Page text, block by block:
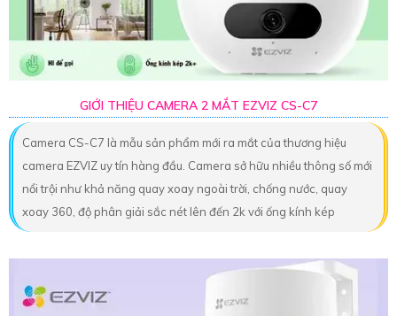
GIỚI THIỆU CAMERA 2 MẮT EZVIZ CS-C7
Camera CS-C7 là mẫu sản phẩm mới ra mắt của thương hiệu
camera EZVIZ uy tín hàng đầu. Camera sở hữu nhiều thông số mới
nổi trội như khả năng quay xoay ngoài trời, chống nước, quay
xoay 360, độ phân giải sắc nét lên đến 2k với ống kính kép